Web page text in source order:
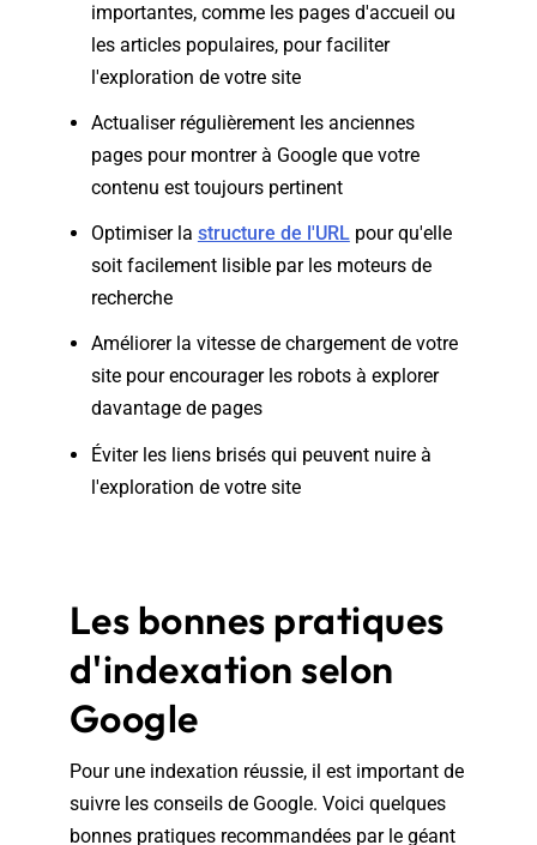
importantes, comme les pages d'accueil ou
les articles populaires, pour faciliter
l'exploration de votre site
Actualiser régulièrement les anciennes
pages pour montrer à Google que votre
contenu est toujours pertinent
Optimiser la structure de l'URLpour qu'elle
soit facilement lisible par les moteurs de
recherche
Améliorer la vitesse de chargement de votre
site pour encourager les robots à explorer
davantage de pages
Éviter les liens brisés qui peuvent nuire à
l'exploration de votre site
Les bonnes pratiques
d'indexation selon
Google
Pour une indexation réussie, il est important de
suivre les conseils de Google. Voici quelques
bonnes pratiques recommandées par le géant